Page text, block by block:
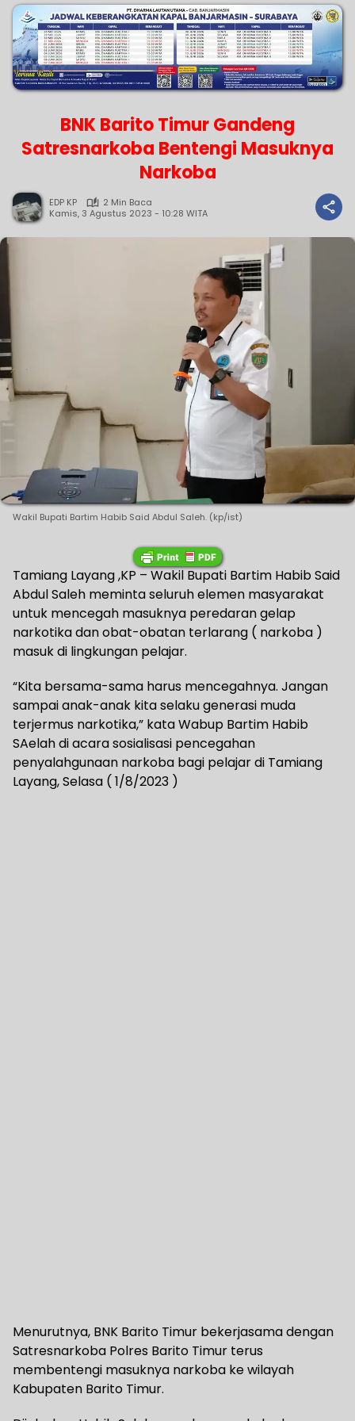
BNK Barito Timur Gandeng
Satresnarkoba Bentengi Masuknya
Narkoba
EDP KP
2 Min Baca
Kamis, 3 Agustus 2023 - 10:28 WITA
Wakil Bupati Bartim Habib Said Abdul Saleh. (kp/ist)
Tamiang Layang ,KP – Wakil Bupati Bartim Habib Said
Abdul Saleh meminta seluruh elemen masyarakat
untuk mencegah masuknya peredaran gelap
narkotika dan obat-obatan terlarang ( narkoba )
masuk di lingkungan pelajar.
“Kita bersama-sama harus mencegahnya. Jangan
sampai anak-anak kita selaku generasi muda
terjermus narkotika,” kata Wabup Bartim Habib
SAelah di acara sosialisasi pencegahan
penyalahgunaan narkoba bagi pelajar di Tamiang
Layang, Selasa ( 1/8/2023 )
Menurutnya, BNK Barito Timur bekerjasama dengan
Satresnarkoba Polres Barito Timur terus
membentengi masuknya narkoba ke wilayah
Kabupaten Barito Timur.